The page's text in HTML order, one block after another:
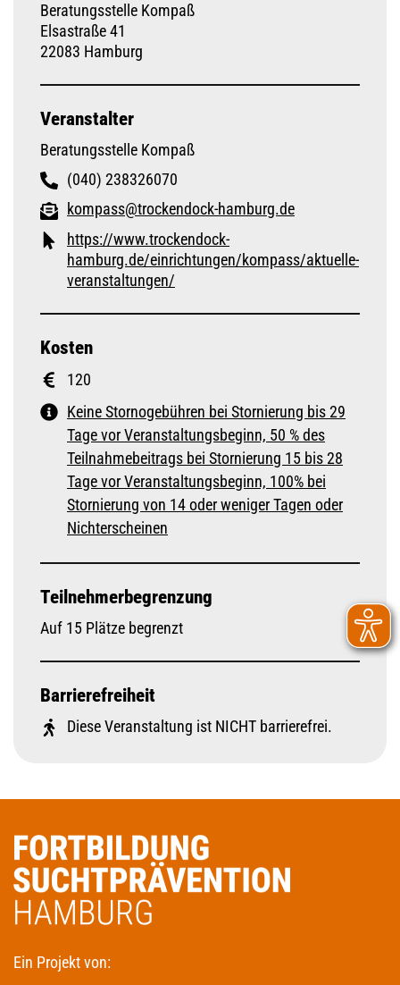
Beratungsstelle Kompaß
Elsastraße 41
22083 Hamburg
Veranstalter
Beratungsstelle Kompaß
(040) 238326070
kompass@trockendock-hamburg.de
https://www.trockendock-
hamburg.de/einrichtungen/kompass/aktuelle-
veranstaltungen/
Kosten
120
Keine Stornogebühren bei Stornierung bis 29
Tage vor Veranstaltungsbeginn, 50 % des
Teilnahmebeitrags bei Stornierung 15 bis 28
Tage vor Veranstaltungsbeginn, 100% bei
Stornierung von 14 oder weniger Tagen oder
Nichterscheinen
Teilnehmerbegrenzung
Auf 15 Plätze begrenzt
Barrierefreiheit
Diese Veranstaltung ist NICHT barrierefrei.
Ein Projekt von: